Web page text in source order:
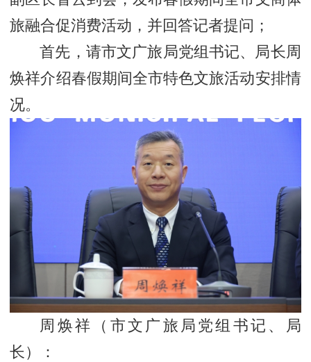
旅融合促消费活动，并回答记者提问；
首先，请市文广旅局党组书记、局长周
焕祥介绍春假期间全市特色文旅活动安排情
况。
周焕祥 （ 市文广旅局党组书记、局
长 ）：